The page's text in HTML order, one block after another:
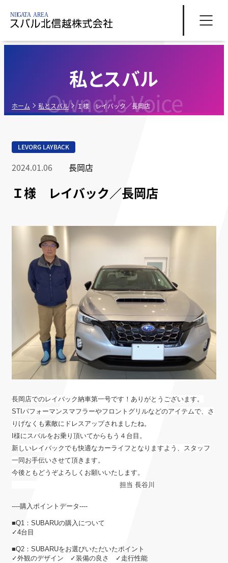
Owner's Voice
私とスバル
ホーム 私とスバル Ｉ様 レイバック／長岡店
LEVORG LAYBACK
2024.01.06 長岡店
Ｉ様 レイバック／長岡店
長岡店でのレイバック納車第一号です！ありがとうございます。
STIパフォーマンスマフラーやフロントグリルなどのアイテムで、さ
りげなくも素敵にドレスアップされましたね。
I様にスバルをお乗り頂いてからもう４台目。
新しいレイバックでも快適なカーライフとなりますよう、スタッフ
一同お手伝いさせて頂きます。
今後ともどうぞよろしくお願いいたします。
担当 長谷川
----購入ポイントデータ----
■Q1：SUBARUの購入について
✓4台目
■Q2：SUBARUをお選びいただいたポイント
✓外観のデザイン ✓装備の良さ ✓走行性能